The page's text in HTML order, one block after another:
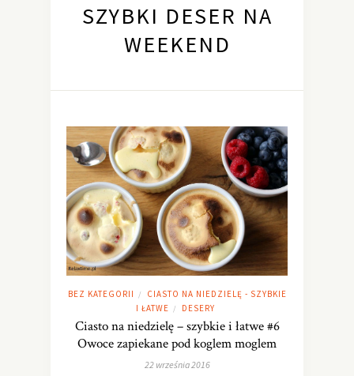
SZYBKI DESER NA
WEEKEND
BEZ KATEGORII /
CIASTO NA NIEDZIELĘ - SZYBKIE
I ŁATWE / DESERY
Ciasto na niedzielę – szybkie i łatwe #6
Owoce zapiekane pod koglem moglem
22 września 2016